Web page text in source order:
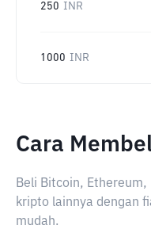
250 INR
1000 INR
Cara
Beli Bitcoin,
kripto lainnya dengan
mudah.